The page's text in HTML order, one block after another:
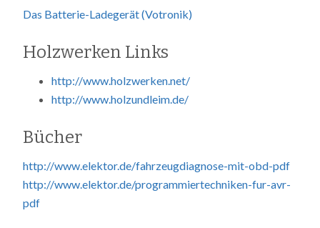
Das Batterie-Ladegerät (Votronik)
Holzwerken Links
http://www.holzwerken.net/
http://www.holzundleim.de/
Bücher
http://www.elektor.de/fahrzeugdiagnose-mit-obd-pdf
http://www.elektor.de/programmiertechniken-fur-avr-
pdf